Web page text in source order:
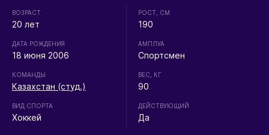
ВОЗРАСТ
20 лет
ДАТА РОЖДЕНИЯ
18 июня 2006
КОМАНДЫ
Казахстан (студ.)
ВИД СПОРТА
Хоккей
РОСТ, СМ
190
АМПЛУА
Спортсмен
ВЕС, КГ
90
ДЕЙСТВУЮЩИЙ
Да